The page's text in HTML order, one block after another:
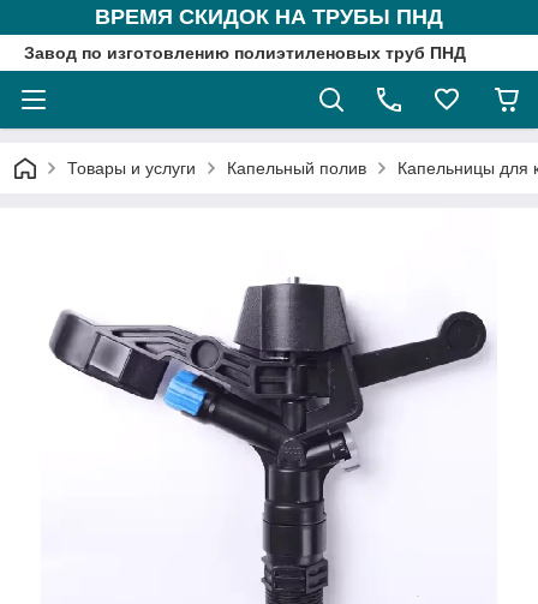
ВРЕМЯ СКИДОК НА ТРУБЫ ПНД
Завод по изготовлению полиэтиленовых труб ПНД
Товары и услуги Капельный полив Капельницы для